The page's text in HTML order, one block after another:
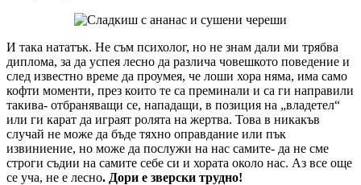
И така нататък. Не съм психолог, но не знам дали ми трябва
диплома, за да успея лесно да различа човешкото поведение и
след известно време да проумея, че лоши хора няма, има само
кофти моменти, през които те са преминали и са ги направили
такива- отбраняващи се, нападащи, в позиция на „владетел“
или ги карат да играят ролята на жертва. Това в никакъв
случай не може да бъде тяхно оправдание или пък
извиниение, но може да послужи на нас самите- да не сме
строги съдии на самите себе си и хората около нас. Аз все още
се уча, не е лесно. Дори е зверски трудно!